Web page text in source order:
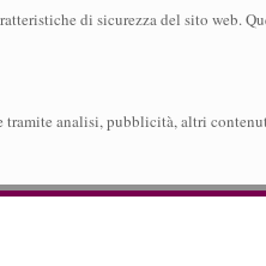
di sicurezza del sito web.
tramite analisi, pubblicità, altri